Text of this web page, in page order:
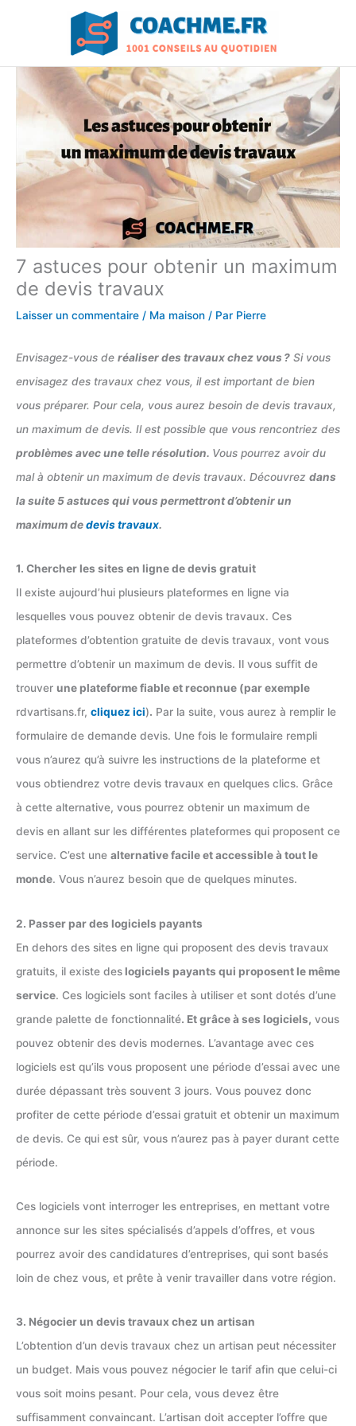
7 astuces pour obtenir un maximum
de devis travaux
Laisser un commentaire / Ma maison / Par Pierre
Envisagez-vous de réaliser des travaux chez vous ? Si vous
envisagez des travaux chez vous, il est important de bien
vous préparer. Pour cela, vous aurez besoin de devis travaux,
un maximum de devis. Il est possible que vous rencontriez des
problèmes avec une telle résolution. Vous pourrez avoir du
mal à obtenir un maximum de devis travaux. Découvrez dans
la suite 5 astuces qui vous permettront d’obtenir un
maximum dedevistravaux.
1. Chercher les sites en ligne de devis gratuit
Il existe aujourd’hui plusieurs plateformes en ligne via
lesquelles vous pouvez obtenir de devis travaux. Ces
plateformes d’obtention gratuite de devis travaux, vont vous
permettre d’obtenir un maximum de devis. Il vous suffit de
trouver une plateforme fiable et reconnue (par exemple
rdvartisans.fr, cliquez ici). Par la suite, vous aurez à remplir le
formulaire de demande devis. Une fois le formulaire rempli
vous n’aurez qu’à suivre les instructions de la plateforme et
vous obtiendrez votre devis travaux en quelques clics. Grâce
à cette alternative, vous pourrez obtenir un maximum de
devis en allant sur les différentes plateformes qui proposent ce
service. C’est une alternative facile et accessible à tout le
monde. Vous n’aurez besoin que de quelques minutes.
2. Passer par des logiciels payants
En dehors des sites en ligne qui proposent des devis travaux
gratuits, il existe des logiciels payants qui proposent le même
service. Ces logiciels sont faciles à utiliser et sont dotés d’une
grande palette de fonctionnalité. Et grâce à ses logiciels, vous
pouvez obtenir des devis modernes. L’avantage avec ces
logiciels est qu’ils vous proposent une période d’essai avec une
durée dépassant très souvent 3 jours. Vous pouvez donc
profiter de cette période d’essai gratuit et obtenir un maximum
de devis. Ce qui est sûr, vous n’aurez pas à payer durant cette
période.
Ces logiciels vont interroger les entreprises, en mettant votre
annonce sur les sites spécialisés d’appels d’offres, et vous
pourrez avoir des candidatures d’entreprises, qui sont basés
loin de chez vous, et prête à venir travailler dans votre région.
3. Négocier un devis travaux chez un artisan
L’obtention d’un devis travaux chez un artisan peut nécessiter
un budget. Mais vous pouvez négocier le tarif afin que celui-ci
vous soit moins pesant. Pour cela, vous devez être
suffisamment convaincant. L’artisan doit accepter l’offre que